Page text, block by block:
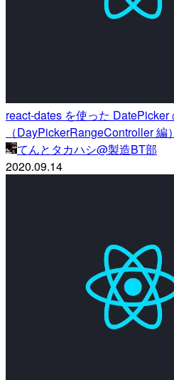
react-dates を使った
（DayPickerRangeController 編）
てんとタカハシ@製造BT部
2020.09.14